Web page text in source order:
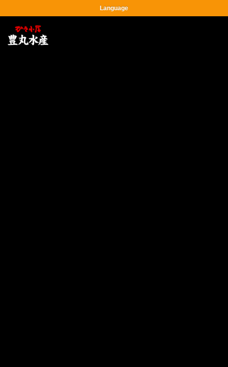
Language